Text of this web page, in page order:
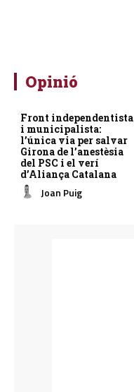
Opinió
Front independentista
i municipalista:
l’única via per salvar
Girona de l’anestèsia
del PSC i el verí
d’Aliança Catalana
Joan Puig